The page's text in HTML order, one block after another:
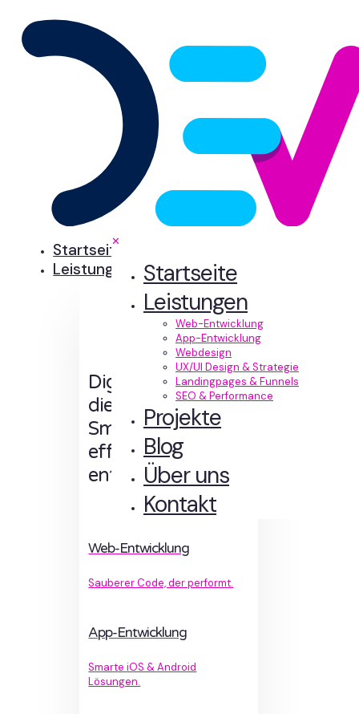
✕
Startseite
Leistungen
Web-Entwicklung
App-Entwicklung
Webdesign
UX/UI Design & Strategie
Landingpages & Funnels
SEO & Performance
Projekte
Blog
Über uns
Kontakt
Startseite
Leistungen
Digitale Erlebnisse,
die Sinn machen.
Smart designt und
effizient
entwickelt.
Web-Entwicklung
Sauberer Code, der performt.
App-Entwicklung
Smarte iOS & Android
Lösungen.